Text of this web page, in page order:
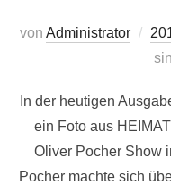
von Administrator
In der heutigen
ein Foto aus
Oliver Pocher Show
Pocher machte sich